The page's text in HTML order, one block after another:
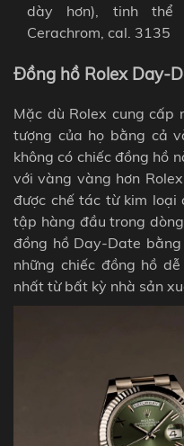
dày hơn), tinh thể
Cerachrom, cal. 3135
Đồng hồ Rolex Day-
Mặc dù Rolex cung cấp
tượng của họ bằng cả
không có chiếc đồng hồ
với vàng vàng hơn
được chế tác từ kim loại
tập hàng đầu trong
đồng hồ Day-Date
những chiếc đồng hồ
nhất từ ​​bất kỳ nhà sản